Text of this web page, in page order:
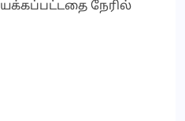
நேரில்